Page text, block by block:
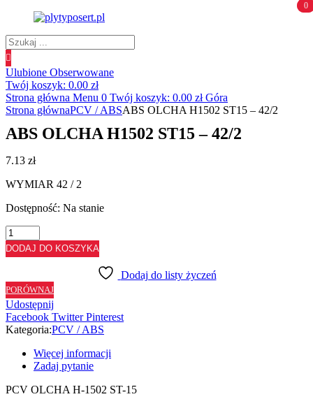
Wyszukiwanie
produktów
0
Ulubione Obserwowane
0
Twój koszyk: 0.00 zł
Strona główna Menu 0 Twój koszyk: 0.00 zł Góra
Strona głównaPCV / ABSABS OLCHA H1502 ST15 – 42/2
ABS OLCHA H1502 ST15 – 42/2
7.13 zł
WYMIAR 42 / 2
Dostępność: Na stanie
ilość
ABS
OLCHA
ST15
-
42/2
DODAJ DO KOSZYKA
Dodaj do listy życzeń
PORÓWNAJ
Udostępnij
Facebook Twitter Pinterest
Kategoria:PCV / ABS
Więcej informacji
Zadaj pytanie
PCV OLCHA H-1502 ST-15